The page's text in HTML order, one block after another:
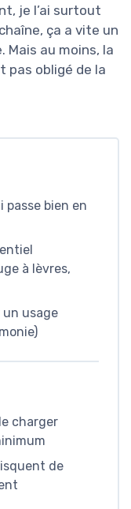
je l’ai surtout
ça a vite un
au moins, la
pas obligé de la
passe bien en
à lèvres,
usage
charger
de